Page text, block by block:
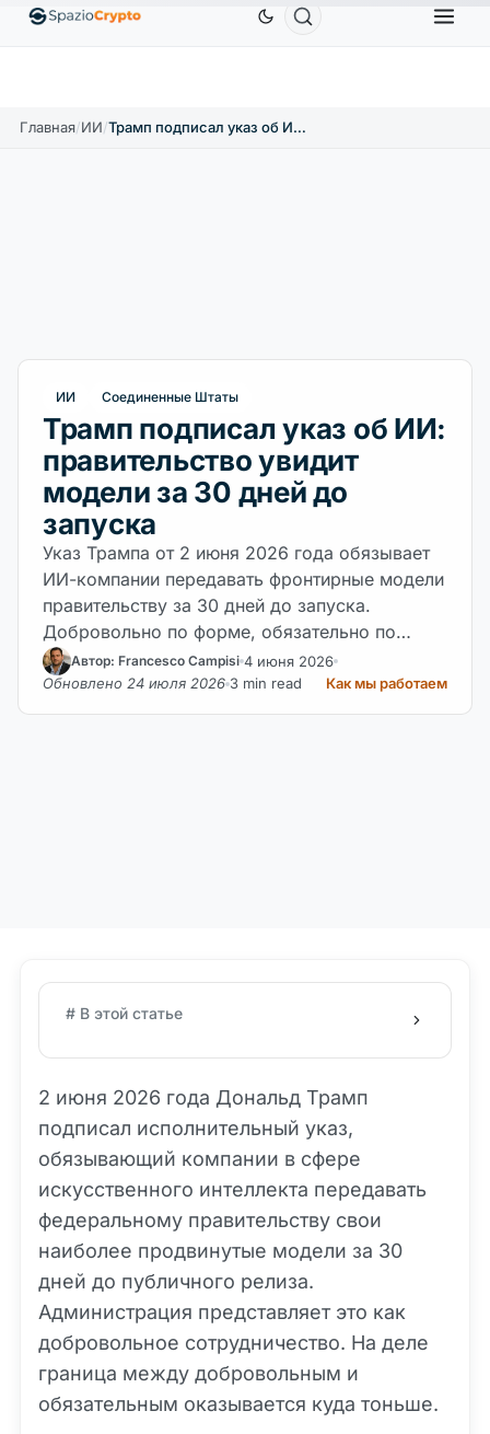
EthereumETH1 880,58 $ Tether USDT0,9991 $ BNBBNB
Главная/ИИ/ Трамп подписал указ об ИИ: правительство увидит модели за 30 дней до запуска
ИИ Соединенные Штаты
Трамп подписал указ об ИИ:
правительство увидит
модели за 30 дней до
запуска
Указ Трампа от 2 июня 2026 года обязывает
ИИ-компании передавать фронтирные модели
правительству за 30 дней до запуска.
Добровольно по форме, обязательно по…
Автор: Francesco Campisi 4 июня 2026
Обновлено 24 июля 2026 3 min read Как мы работаем
# В этой статье
2 июня 2026 года Дональд Трамп
подписал исполнительный указ,
обязывающий компании в сфере
искусственного интеллекта передавать
федеральному правительству свои
наиболее продвинутые модели за 30
дней до публичного релиза.
Администрация представляет это как
добровольное сотрудничество. На деле
граница между добровольным и
обязательным оказывается куда тоньше.